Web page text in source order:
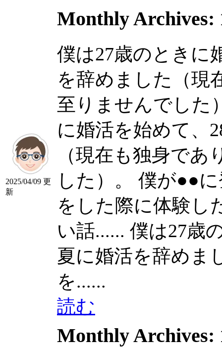
2025/04/09 更
新
Monthly Archives:
僕は27歳のときに
を辞めました（現
至りませんでした
に婚活を始めて、
（現在も独身で
した）。 僕が●●
をした際に体験し
い話...... 僕は27歳
夏に婚活を辞めま
を......
読む
Monthly Archives: